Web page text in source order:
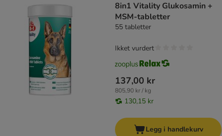
8in1 Vitality Glukosamin +
MSM-tabletter
55 tabletter
137,00 kr
805,90 kr / kg
130,15 kr
Ikket vurdert
Legg i handlekurv